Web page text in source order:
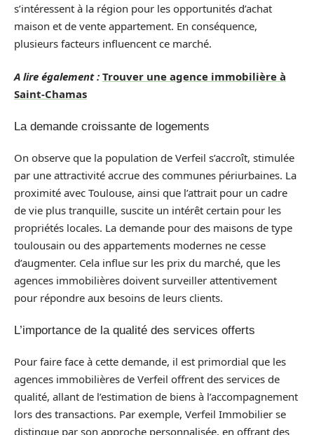
s’intéressent à la région pour les opportunités d’achat
maison et de vente appartement. En conséquence,
plusieurs facteurs influencent ce marché.
A lire également : Trouver une agence immobilière à
Saint-Chamas
La demande croissante de logements
On observe que la population de Verfeil s’accroît, stimulée
par une attractivité accrue des communes périurbaines. La
proximité avec Toulouse, ainsi que l’attrait pour un cadre
de vie plus tranquille, suscite un intérêt certain pour les
propriétés locales. La demande pour des maisons de type
toulousain ou des appartements modernes ne cesse
d’augmenter. Cela influe sur les prix du marché, que les
agences immobilières doivent surveiller attentivement
pour répondre aux besoins de leurs clients.
L’importance de la qualité des services offerts
Pour faire face à cette demande, il est primordial que les
agences immobilières de Verfeil offrent des services de
qualité, allant de l’estimation de biens à l’accompagnement
lors des transactions. Par exemple, Verfeil Immobilier se
distingue par son approche personnalisée, en offrant des